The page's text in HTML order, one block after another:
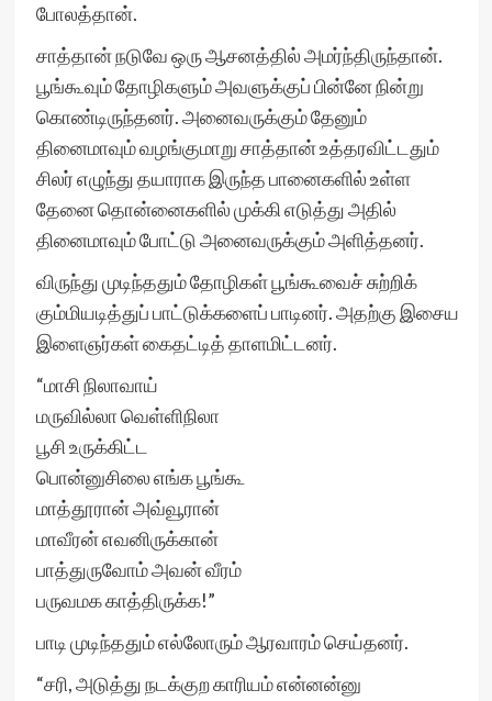
போலத்தான்.
சாத்தான் நடுவே ஒரு ஆசனத்தில் அமர்ந்திருந்தான்.
பூங்கூவும் தோழிகளும் அவளுக்குப் பின்னே நின்று
கொண்டிருந்தனர். அனைவருக்கும் தேனும்
தினைமாவும் வழங்குமாறு சாத்தான் உத்தரவிட்டதும்
சிலர் எழுந்து தயாராக இருந்த பானைகளில் உள்ள
தேனை தொன்னைகளில் முக்கி எடுத்து அதில்
தினைமாவும் போட்டு அனைவருக்கும் அளித்தனர்.
விருந்து முடிந்ததும் தோழிகள் பூங்கூவைச் சுற்றிக்
கும்மியடித்துப் பாட்டுக்களைப் பாடினர். அதற்கு இசைய
இளைஞர்கள் கைதட்டித் தாளமிட்டனர்.
“மாசி நிலாவாய்
மருவில்லா வெள்ளிநிலா
பூசி உருக்கிட்ட
பொன்னுசிலை எங்க பூங்கூ
மாத்தூரான் அவ்வூரான்
மாவீரன் எவனிருக்கான்
பாத்துருவோம் அவன் வீரம்
பருவமக காத்திருக்க!”
பாடி முடிந்ததும் எல்லோரும் ஆரவாரம் செய்தனர்.
“சரி, அடுத்து நடக்குற காரியம் என்னன்னு